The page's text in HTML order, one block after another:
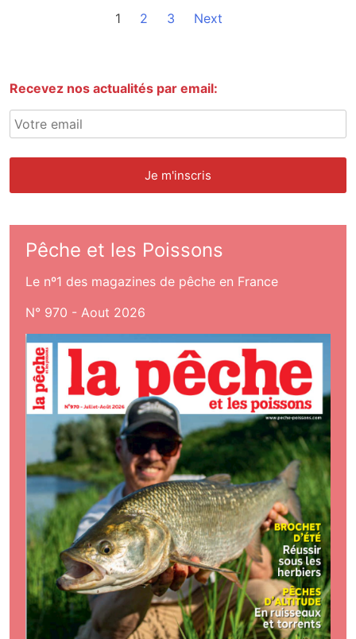
1 2 3 Next
Recevez nos actualités par email:
Pêche et les Poissons
Le nº1 des magazines de pêche en France
N° 970 - Aout 2026